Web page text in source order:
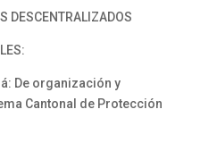
DESCENTRALIZADOS
De organización y
Cantonal de Protección